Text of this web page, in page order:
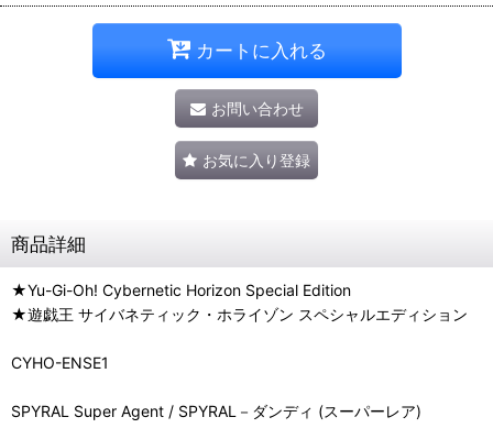
カートに入れる
お問い合わせ
お気に入り登録
商品詳細
★Yu-Gi-Oh! Cybernetic Horizon Special Edition
★遊戯王 サイバネティック・ホライゾン スペシャルエディション
CYHO-ENSE1
SPYRAL Super Agent / SPYRAL－ダンディ (スーパーレア)